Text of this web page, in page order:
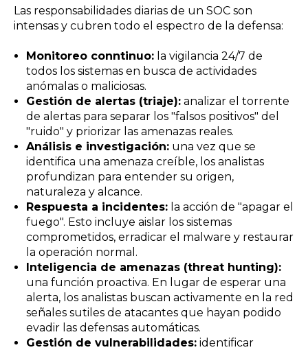
Las responsabilidades diarias de un SOC son
intensas y cubren todo el espectro de la defensa:
Monitoreo conntinuo:la vigilancia 24/7 de
todos los sistemas en busca de actividades
anómalas o maliciosas.
Gestión de alertas (triaje):analizar el torrente
de alertas para separar los "falsos positivos" del
"ruido" y priorizar las amenazas reales.
Análisis e investigación:una vez que se
identifica una amenaza creíble, los analistas
profundizan para entender su origen,
naturaleza y alcance.
Respuesta a incidentes:la acción de "apagar el
fuego". Esto incluye aislar los sistemas
comprometidos, erradicar el malware y restaurar
la operación normal.
Inteligencia de amenazas (threat hunting):
una función proactiva. En lugar de esperar una
alerta, los analistas buscan activamente en la red
señales sutiles de atacantes que hayan podido
evadir las defensas automáticas.
Gestión de vulnerabilidades:identificar